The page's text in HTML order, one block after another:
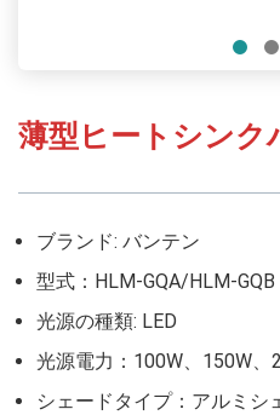
薄型ヒートシンク
ブランド: バンテン
型式：HLM-GQA/HLM-GQB
光源の種類: LED
光源電力：100W、150W、
シェードタイプ：アルミシ